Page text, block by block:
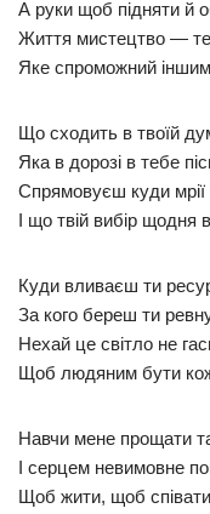
А руки щоб підняти й
Життя мистецтво —
Яке спроможний іншим
Що сходить в твоїй
Яка в дорозі в тебе
Спрямовуєш куди мрії
І що твій вибір щодня
Куди вливаєш ти
За кого береш ти
Нехай це світло не
Щоб людяним бути
Навчи мене прощати
І серцем невимовне
Щоб жити, щоб